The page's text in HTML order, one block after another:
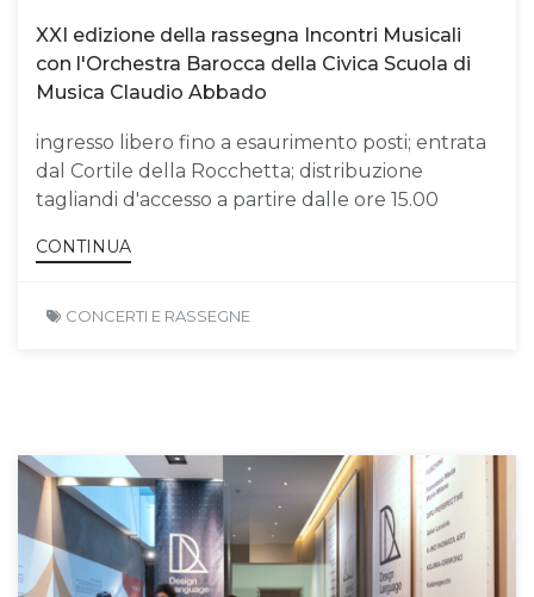
XXI edizione della rassegna Incontri Musicali
con l'Orchestra Barocca della Civica Scuola di
Musica Claudio Abbado
ingresso libero fino a esaurimento posti; entrata
dal Cortile della Rocchetta; distribuzione
tagliandi d'accesso a partire dalle ore 15.00
CONTINUA
CONCERTI E RASSEGNE